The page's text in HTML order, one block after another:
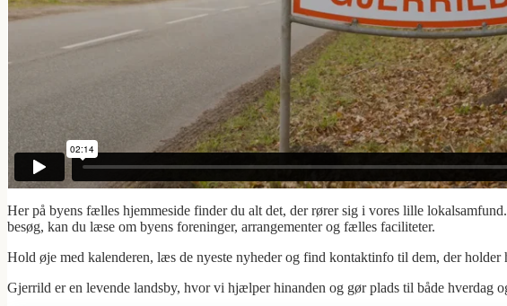
Her på byens fælles hjemmeside finder du alt det, der rører sig i vores lille
besøg, kan du læse om byens foreninger, arrangementer og fælles faciliteter.
Hold øje med kalenderen, læs de nyeste nyheder og find kontaktinfo til dem, der
Gjerrild er en levende landsby, hvor vi hjælper hinanden og gør plads til både hverdag